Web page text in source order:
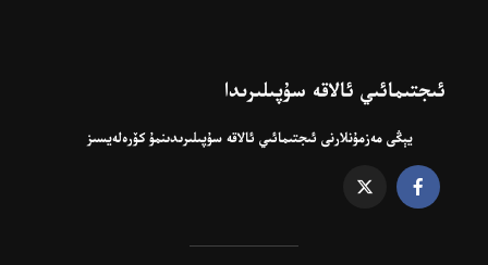
ئىجتىمائىي ئالاقە سۇپىلىرىدا
يېڭى مەزمۇنلارنى ئىجتىمائىي ئالاقە سۇپىلىرىدىنمۇ كۆرەلەيسىز